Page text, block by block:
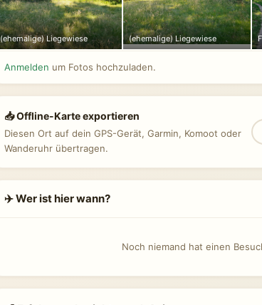
(ehemalige) Liegewiese (ehemalige) Liegewiese
Anmelden um Fotos hochzuladen.
📥 Offline-Karte exportieren
Diesen Ort auf dein GPS-Gerät, Garmin, Komoot oder
Wanderuhr übertragen.
✈️ Wer ist hier wann?
Noch niemand hat einen